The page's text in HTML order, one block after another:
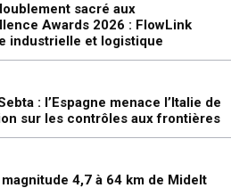
sacré aux
Awards 2026 : FlowLink
industrielle et logistique
: l’Espagne menace l’Italie de
sur les contrôles aux frontières
4,7 à 64 km de Midelt